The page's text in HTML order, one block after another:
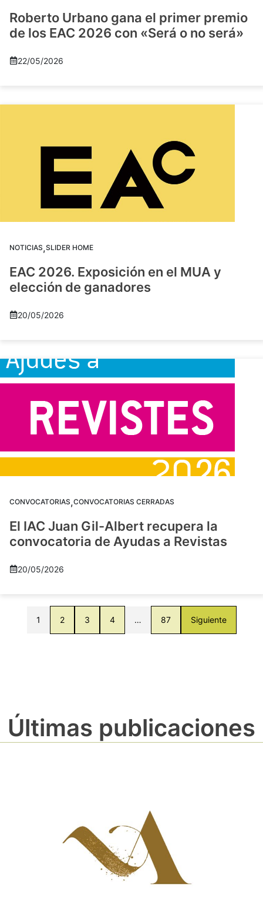
Roberto Urbano gana el primer premio
de los EAC 2026 con «Será o no será»
22/05/2026
NOTICIAS,SLIDER HOME
EAC 2026. Exposición en el MUA y
elección de ganadores
20/05/2026
CONVOCATORIAS,CONVOCATORIAS CERRADAS
El IAC Juan Gil-Albert recupera la
convocatoria de Ayudas a Revistas
20/05/2026
1 2 3 4 … 87 Siguiente
Últimas publicaciones